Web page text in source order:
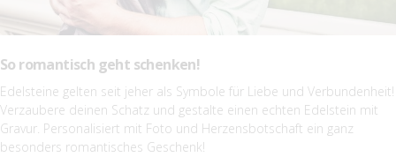
So romantisch geht schenken!
Edelsteine gelten seit jeher als Symbole für Liebe und Verbundenheit!
Verzaubere deinen Schatz und gestalte einen echten Edelstein mit
Gravur. Personalisiert mit Foto und Herzensbotschaft ein ganz
besonders romantisches Geschenk!